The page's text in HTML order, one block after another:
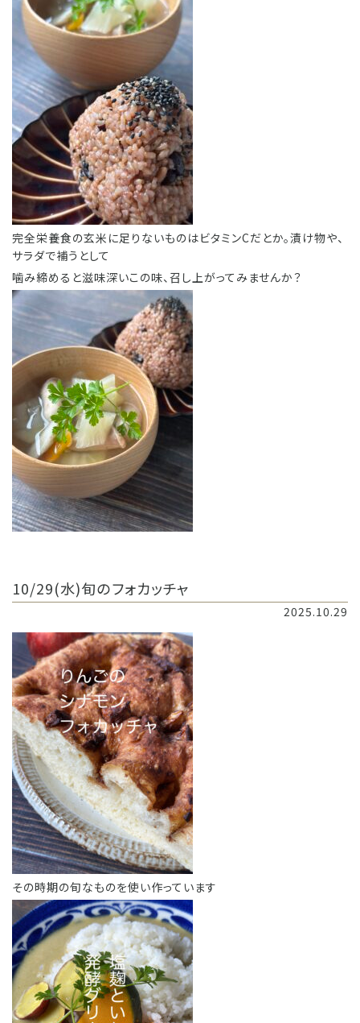
完全栄養食の玄米に足りないものはビタミンCだとか。漬け物や、
サラダで補うとして
噛み締めると滋味深いこの味、召し上がってみませんか？
10/29(水)旬のフォカッチャ
2025.10.29
その時期の旬なものを使い作っています